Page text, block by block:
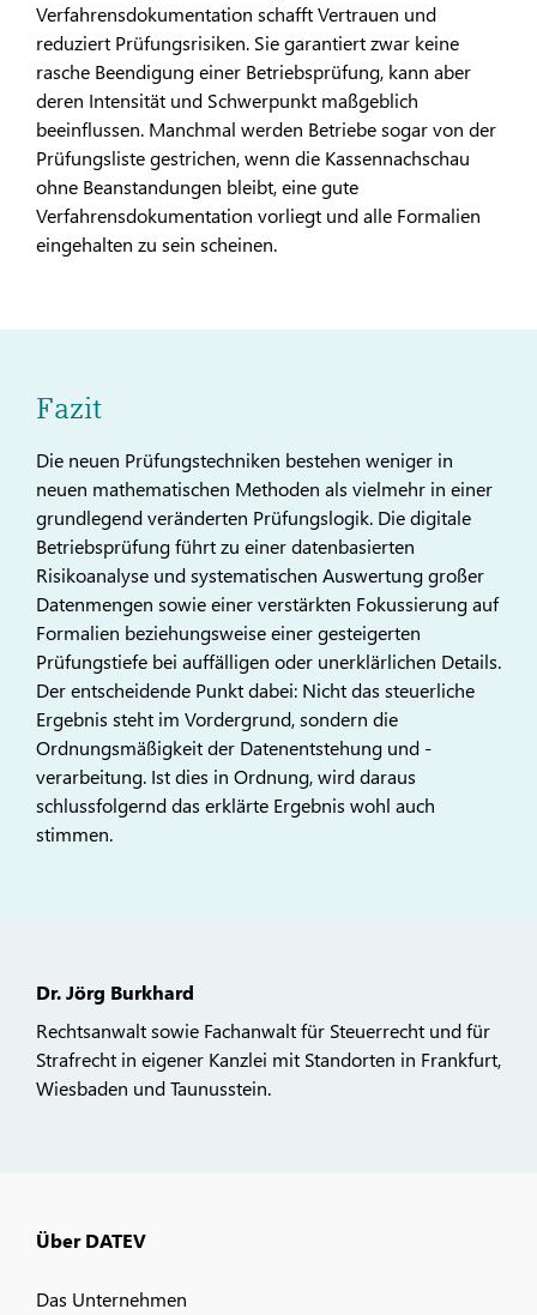
Verfahrensdokumentation schafft Vertrauen und
reduziert Prüfungsrisiken. Sie garantiert zwar keine
rasche Beendigung einer Betriebsprüfung, kann aber
deren Intensität und Schwerpunkt maßgeblich
beeinflussen. Manchmal werden Betriebe sogar von der
Prüfungsliste gestrichen, wenn die Kassennachschau
ohne Beanstandungen bleibt, eine gute
Verfahrensdokumentation vorliegt und alle Formalien
eingehalten zu sein scheinen.
Fazit
Die neuen Prüfungstechniken bestehen weniger in
neuen mathematischen Methoden als vielmehr in einer
grundlegend veränderten Prüfungslogik. Die digitale
Betriebsprüfung führt zu einer datenbasierten
Risikoanalyse und systematischen Auswertung großer
Datenmengen sowie einer verstärkten Fokussierung auf
Formalien beziehungsweise einer gesteigerten
Prüfungstiefe bei auffälligen oder unerklärlichen Details.
Der entscheidende Punkt dabei: Nicht das steuerliche
Ergebnis steht im Vordergrund, sondern die
Ordnungsmäßigkeit der Datenentstehung und -
verarbeitung. Ist dies in Ordnung, wird daraus
schlussfolgernd das erklärte Ergebnis wohl auch
stimmen.
Dr. Jörg Burkhard
Rechtsanwalt sowie Fachanwalt für Steuerrecht und für
Strafrecht in eigener Kanzlei mit Standorten in Frankfurt,
Wiesbaden und Taunusstein.
Über DATEV
Das Unternehmen